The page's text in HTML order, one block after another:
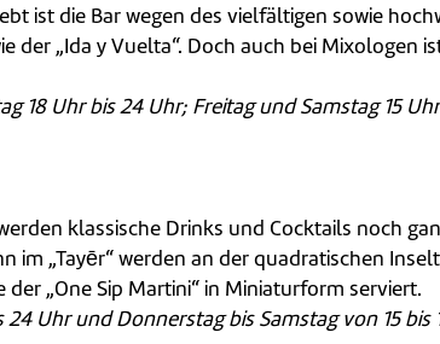
ist die Bar wegen des vielfältigen sowie
„Ida y Vuelta“. Doch auch bei Mixologen
Uhr bis 24 Uhr; Freitag und Samstag 15
klassische Drinks und Cocktails noch
im „Tayēr“ werden an der quadratischen
„One Sip Martini“ in Miniaturform serviert.
Uhr und Donnerstag bis Samstag von 15 bis